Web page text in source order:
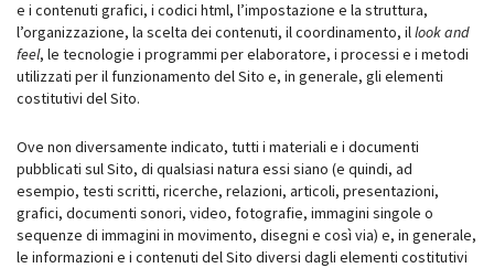
e i contenuti grafici, i codici html, l’impostazione e la struttura,
l’organizzazione, la scelta dei contenuti, il coordinamento, illook and
feel, le tecnologie i programmi per elaboratore, i processi e i metodi
utilizzati per il funzionamento del Sito e, in generale, gli elementi
costitutivi del Sito.
Ove non diversamente indicato, tutti i materiali e i documenti
pubblicati sul Sito, di qualsiasi natura essi siano (e quindi, ad
esempio, testi scritti, ricerche, relazioni, articoli, presentazioni,
grafici, documenti sonori, video, fotografie, immagini singole o
sequenze di immagini in movimento, disegni e così via) e, in generale,
le informazioni e i contenuti del Sito diversi dagli elementi costitutivi